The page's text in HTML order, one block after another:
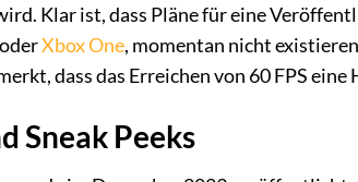
Klar ist, dass Pläne für eine
oderXbox One, momentan nicht
dass das Erreichen von 60 FPS
Sneak Peeks